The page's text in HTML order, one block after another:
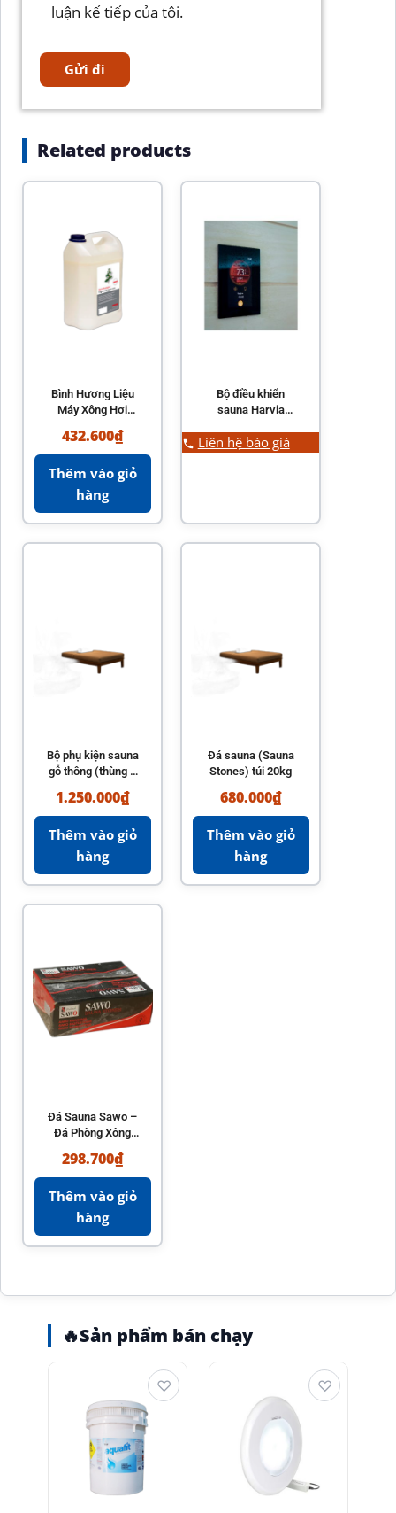
luận kế tiếp của tôi.
Related products
Bình Hương Liệu
Máy Xông Hơi
432.600₫
Thêm vào giỏ
hàng
Bộ điều khiển
sauna Harvia
FX170 / FX110C
Liên hệ báo giá
Bộ phụ kiện sauna
gỗ thông (thùng +
nhiệt kế)
1.250.000₫
Thêm vào giỏ
hàng
Đá sauna (Sauna
Stones) túi 20kg
680.000₫
Thêm vào giỏ
hàng
Đá Sauna Sawo –
Đá Phòng Xông
298.700₫
Thêm vào giỏ
hàng
🔥Sản phẩm bán chạy
♡ ♡